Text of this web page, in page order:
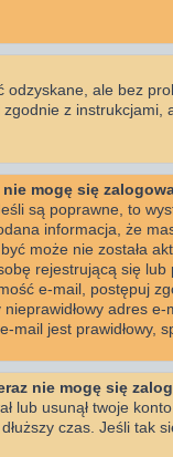
odzyskane, ale bez
zgodnie z
mogę się
są poprawne, to
informacja, że
może nie została
rejestrującą się
e-mail, postępuj
adres
jest prawidłowy,
nie mogę się
lub usunął twoje
czas. Jeśli tak